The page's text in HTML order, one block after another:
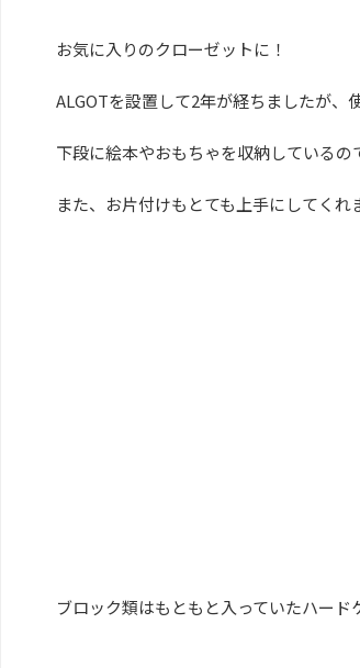
お気に入りのクローゼットに！
ALGOTを設置して2年が経ちましたが、
下段に絵本やおもちゃを収納しているの
また、お片付けもとても上手にしてくれ
ブロック類はもともと入っていたハード